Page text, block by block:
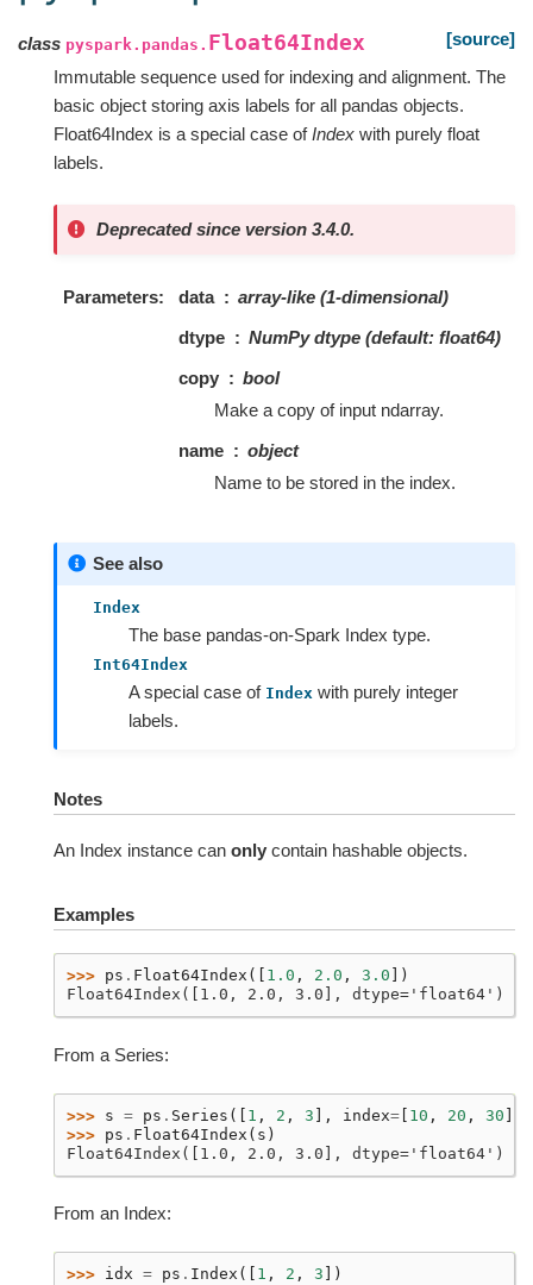
class pyspark.pandas. Float64Index
[source]
Immutable sequence used for indexing and alignment. The
basic object storing axis labels for all pandas objects.
Float64Index is a special case ofIndex with purely float
labels.
Deprecated since version 3.4.0.
Parameters data
array-like (1-dimensional)
dtype
NumPy dtype (default: float64)
copy
bool
Make a copy of input ndarray.
name
object
Name to be stored in the index.
See also
Index
The base pandas-on-Spark Index type.
Int64Index
A special case of Index with purely integer
labels.
Notes
An Index instance can only contain hashable objects.
Examples
>>> ps . Float64Index ([ 1.0 , 2.0 , 3.0 ])
Float64Index([1.0, 2.0, 3.0], dtype='float64')
From a Series:
>>> s = ps . Series ([ 1 , 2 , 3 ], index= [ 10 , 20 , 30 ])
>>> ps . Float64Index ( s )
Float64Index([1.0, 2.0, 3.0], dtype='float64')
From an Index:
>>> idx = ps . Index ([ 1 , 2 , 3 ])